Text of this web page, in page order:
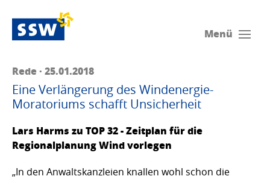
Menü
Rede · 25.01.2018
Eine Verlängerung des Windenergie-
Moratoriums schafft Unsicherheit
Lars Harms zu TOP 32 - Zeitplan für die
Regionalplanung Wind vorlegen
„In den Anwaltskanzleien knallen wohl schon die